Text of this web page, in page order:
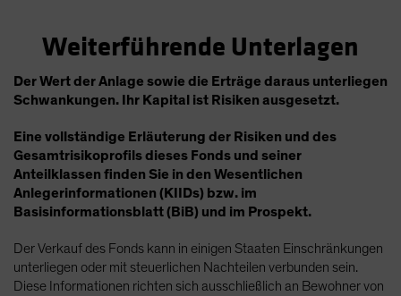
Weiterführende Unterlagen
Der Wert der Anlage sowie die Erträge daraus unterliegen
Schwankungen. Ihr Kapital ist Risiken ausgesetzt.
Eine vollständige Erläuterung der Risiken und des
Gesamtrisikoprofils dieses Fonds und seiner
Anteilklassen finden Sie in den Wesentlichen
Anlegerinformationen (KIIDs) bzw. im
Basisinformationsblatt (BiB) und im Prospekt.
Der Verkauf des Fonds kann in einigen Staaten Einschränkungen
unterliegen oder mit steuerlichen Nachteilen verbunden sein.
Diese Informationen richten sich ausschließlich an Bewohner von